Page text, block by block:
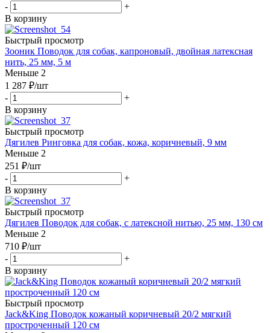
-
+
В корзину
Быстрый просмотр
Зооник Поводок для собак, капроновый, двойная латексная
нить, 25 мм, 5 м
Меньше 2
1 287 ₽/шт
-
+
В корзину
Быстрый просмотр
Дягилев Ринговка для собак, кожа, коричневый, 9 мм
Меньше 2
251 ₽/шт
-
+
В корзину
Быстрый просмотр
Дягилев Поводок для собак, с латексной нитью, 25 мм, 130 см
Меньше 2
710 ₽/шт
-
+
В корзину
Быстрый просмотр
Jack&King Поводок кожаный коричневый 20/2 мягкий
простроченный 120 см